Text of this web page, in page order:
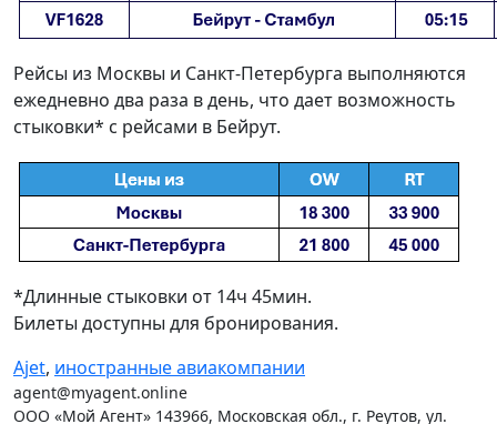
Рейсы из Москвы и Санкт-Петербурга выполняются
ежедневно два раза в день, что дает возможность
стыковки* с рейсами в Бейрут.
*Длинные стыковки от 14ч 45мин.
Билеты доступны для бронирования.
Ajet, иностранные авиакомпании
agent@myagent.online
ООО «Мой Агент» 143966, Московская обл., г. Реутов, ул.